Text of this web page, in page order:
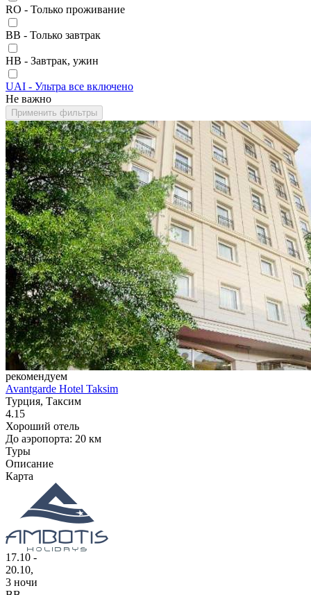
RO - Только проживание
BB - Только завтрак
HB - Завтрак, ужин
UAI - Ультра все включено
Не важно
Применить фильтры
рекомендуем
Avantgarde Hotel Taksim
Турция, Таксим
4.15
Хороший отель
До аэропорта: 20 км
Туры
Описание
Карта
17.10 -
20.10,
3 ночи